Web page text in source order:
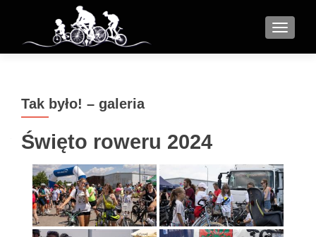
MENU
Tak było! – galeria
Święto roweru 2024